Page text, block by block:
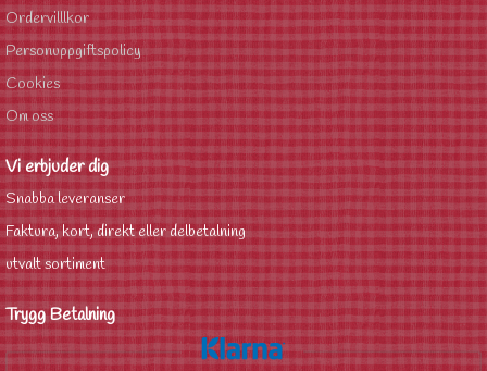
Ordervilllkor
Personuppgiftspolicy
Cookies
Om oss
Vi erbjuder dig
Snabba leveranser
Faktura, kort, direkt eller delbetalning
utvalt sortiment
Trygg Betalning